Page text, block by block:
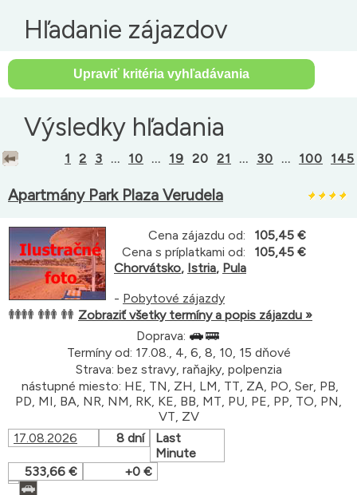
Hľadanie zájazdov
Výsledky hľadania
1 2 3 ... 10 ... 19 20 21 ... 30 ... 100 145
Apartmány Park Plaza Verudela
Cena zájazdu od:
105,45 €
Cena s príplatkami od:
105,45 €
Chorvátsko, Istria, Pula
- Pobytové zájazdy
Zobraziť všetky termíny a popis zájazdu »
Doprava:
Termíny od: 17.08., 4, 6, 8, 10, 15 dňové
Strava: bez stravy, raňajky, polpenzia
nástupné miesto: HE, TN, ZH, LM, TT, ZA, PO, Ser, PB,
PD, MI, BA, NR, NM, RK, KE, BB, MT, PU, PE, PP, TO, PN,
VT, ZV
17.08.2026
8 dní
Last
Minute
533,66 €
+0 €